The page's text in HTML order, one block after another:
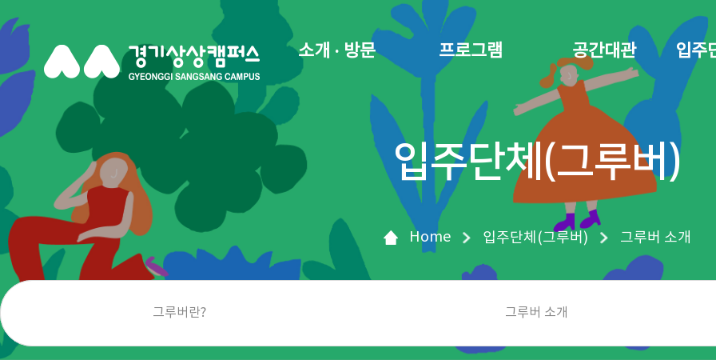
소개 · 방문 프로그램 공간대관 입주
입주단체(그루버)
Home 입주단체(그루버) 그루버 소개
그루버란? 그루버 소개